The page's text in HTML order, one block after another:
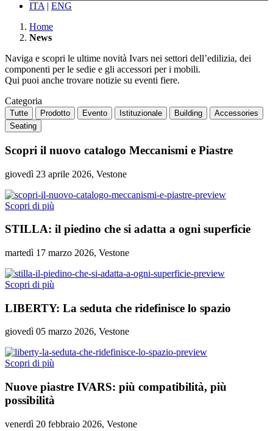
ITA | ENG
Home
News
Naviga e scopri le ultime novità Ivars nei settori dell’edilizia, dei
componenti per le sedie e gli accessori per i mobili.
Qui puoi anche trovare notizie su eventi fiere.
Categoria
Tutte Prodotto Evento Istituzionale Building
Accessories
Seating
Scopri il nuovo catalogo Meccanismi e Piastre
giovedì 23 aprile 2026, Vestone
Scopri di più
STILLA: il piedino che si adatta a ogni superficie
martedì 17 marzo 2026, Vestone
Scopri di più
LIBERTY: La seduta che ridefinisce lo spazio
giovedì 05 marzo 2026, Vestone
Scopri di più
Nuove piastre IVARS: più compatibilità, più
possibilità
venerdì 20 febbraio 2026, Vestone